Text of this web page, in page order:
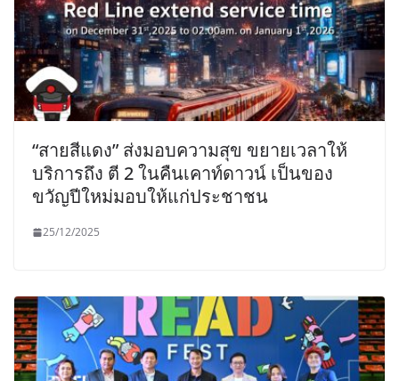
“สายสีแดง” ส่งมอบความสุข ขยายเวลาให้
บริการถึง ตี 2 ในคืนเคาท์ดาวน์ เป็นของ
ขวัญปีใหม่มอบให้แก่ประชาชน
25/12/2025